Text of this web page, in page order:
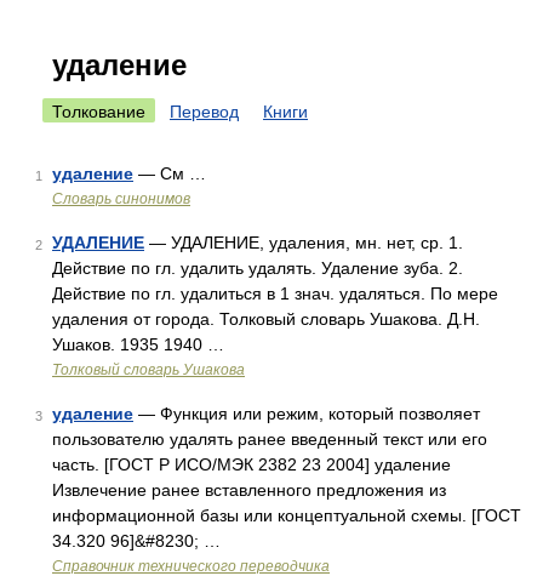
удаление
Толкование Перевод Книги
1 удаление — См …
Словарь синонимов
2 УДАЛЕНИЕ — УДАЛЕНИЕ, удаления, мн. нет, ср. 1.
Действие по гл. удалить удалять. Удаление зуба. 2.
Действие по гл. удалиться в 1 знач. удаляться. По мере
удаления от города. Толковый словарь Ушакова. Д.Н.
Ушаков. 1935 1940 …
Толковый словарь Ушакова
3 удаление — Функция или режим, который позволяет
пользователю удалять ранее введенный текст или его
часть. [ГОСТ Р ИСО/МЭК 2382 23 2004] удаление
Извлечение ранее вставленного предложения из
информационной базы или концептуальной схемы. [ГОСТ
34.320 96]&#8230; …
Справочник технического переводчика